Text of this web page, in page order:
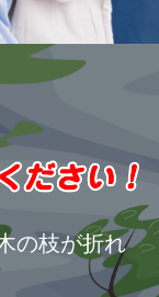
の枝が折れ